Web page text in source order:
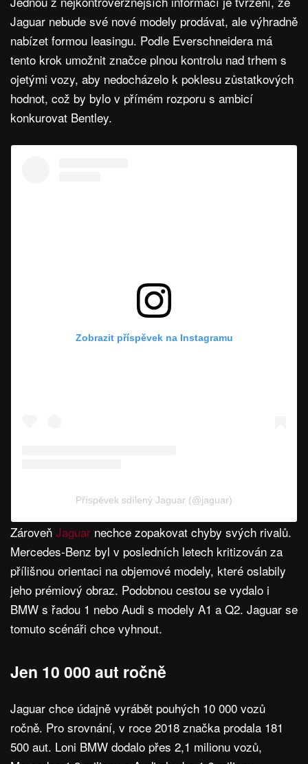
Jaguar nebude své nové modely prodávat, ale výhradně
nabízet formou leasingu. Podle Everschneidera má
tento krok umožnit značce plnou kontrolu nad trhem s
ojetými vozy, aby nedocházelo k poklesu zůstatkových
hodnot, což by bylo v přímém rozporu s ambicí
konkurovat Bentley.
Zobrazit příspěvek na Instagramu
Příspěvek sdílený Jaguar (@jaguar)
Zároveň Jaguar nechce zopakovat chyby svých rivalů.
Mercedes-Benz byl v posledních letech kritizován za
přílišnou orientaci na objemové modely, které oslabily
jeho prémiový obraz. Podobnou cestou se vydalo i
BMW s řadou 1 nebo Audi s modely A1 a Q2. Jaguar se
tomuto scénáři chce vyhnout.
Jen 10 000 aut ročně
Jaguar chce údajně vyrábět pouhých 10 000 vozů
ročně. Pro srovnání, v roce 2018 značka prodala 181
500 aut. Loni BMW dodalo přes 2,1 milionu vozů,